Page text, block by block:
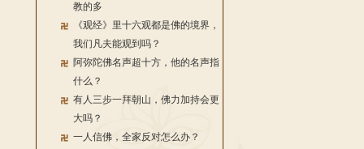
教的多
《观经》里十六观都是佛的境界，
我们凡夫能观到吗？
阿弥陀佛名声超十方，他的名声指
什么？
有人三步一拜朝山，佛力加持会更
大吗？
一人信佛，全家反对怎么办？